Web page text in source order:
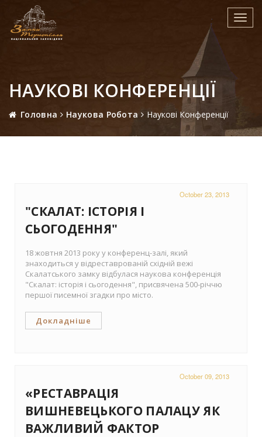
НАУКОВІ КОНФЕРЕНЦІЇ
Головна Наукова Робота Наукові Конференції
October 23, 2013
"СКАЛАТ: ІСТОРІЯ І
СЬОГОДЕННЯ"
18 жовтня 2013 року у конференц-залі, який
знаходиться у відреставрованій східній вежі
Скалатського замку відбулася наукова конференція
"Скалат: історія і сьогодення", присвячена 500-річчю
першої писемної згадки про місто.
Докладніше
October 09, 2013
«РЕСТАВРАЦІЯ
ВИШНЕВЕЦЬКОГО ПАЛАЦУ ЯК
ВАЖЛИВИЙ ФАКТОР